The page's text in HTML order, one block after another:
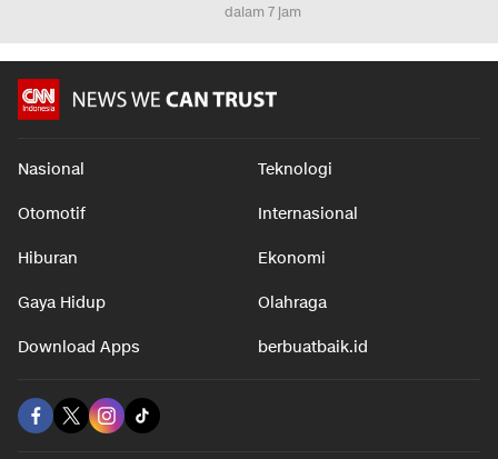
dalam 7 jam
Nasional Teknologi
Otomotif Internasional
Hiburan Ekonomi
Gaya Hidup Olahraga
Download Apps berbuatbaik.id